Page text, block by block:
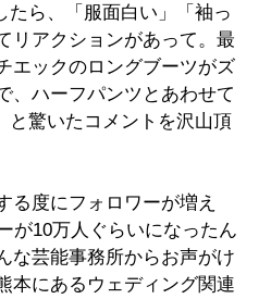
たら、「服面白い」「袖っ
リアクションがあって。最
エックのロングブーツがズ
、ハーフパンツとあわせて
と驚いたコメントを沢山頂
る度にフォロワーが増え
が10万人ぐらいになったん
な芸能事務所からお声がけ
本にあるウェディング関連